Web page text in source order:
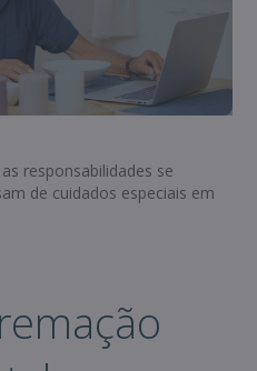
responsabilidades se
de cuidados especiais em